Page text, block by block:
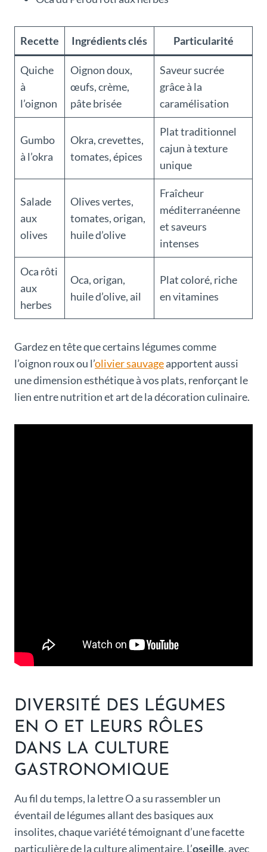
Recette Ingrédients clés Particularité
Quiche
à
l’oignon
Oignon doux,
œufs, crème,
pâte brisée
Saveur sucrée
grâce à la
caramélisation
Gumbo
à l’okra
Okra, crevettes,
tomates, épices
Plat traditionnel
cajun à texture
unique
Salade
aux
olives
Olives vertes,
tomates, origan,
huile d’olive
Fraîcheur
méditerranéenne
et saveurs
intenses
Oca rôti
aux
herbes
Oca, origan,
huile d’olive, ail
Plat coloré, riche
en vitamines
Gardez en tête que certains légumes comme
l’oignon roux ou l’olivier sauvageapportent aussi
une dimension esthétique à vos plats, renforçant le
lien entre nutrition et art de la décoration culinaire.
DIVERSITÉ DES LÉGUMES
EN O ET LEURS RÔLES
DANS LA CULTURE
GASTRONOMIQUE
Au fil du temps, la lettre O a su rassembler un
éventail de légumes allant des basiques aux
insolites, chaque variété témoignant d’une facette
particulière de la culture alimentaire. L’oseille, avec